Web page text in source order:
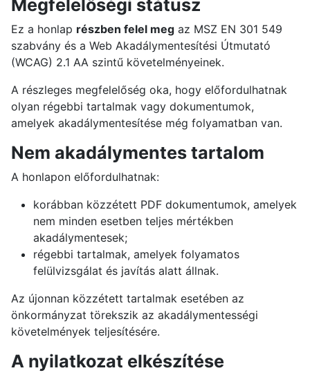
Megfelelőségi státusz
Ez a honlap részben felel meg az MSZ EN 301 549
szabvány és a Web Akadálymentesítési Útmutató
(WCAG) 2.1 AA szintű követelményeinek.
A részleges megfelelőség oka, hogy előfordulhatnak
olyan régebbi tartalmak vagy dokumentumok,
amelyek akadálymentesítése még folyamatban van.
Nem akadálymentes tartalom
A honlapon előfordulhatnak:
korábban közzétett PDF dokumentumok, amelyek
nem minden esetben teljes mértékben
akadálymentesek;
régebbi tartalmak, amelyek folyamatos
felülvizsgálat és javítás alatt állnak.
Az újonnan közzétett tartalmak esetében az
önkormányzat törekszik az akadálymentességi
követelmények teljesítésére.
A nyilatkozat elkészítése